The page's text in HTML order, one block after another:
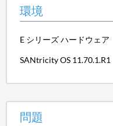
環境
E シリーズ ハードウェア
SANtricity OS 11.70.1.R1
問題